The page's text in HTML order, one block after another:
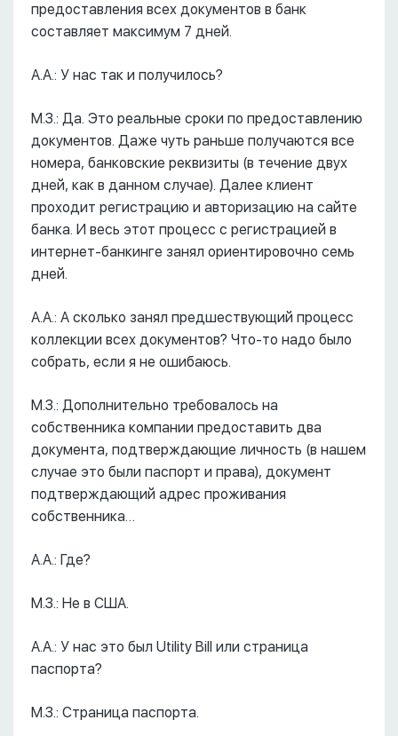
предоставления всех документов в банк
составляет максимум 7 дней.
А.А.: У нас так и получилось?
М.З.: Да. Это реальные сроки по предоставлению
документов. Даже чуть раньше получаются все
номера, банковские реквизиты (в течение двух
дней, как в данном случае). Далее клиент
проходит регистрацию и авторизацию на сайте
банка. И весь этот процесс с регистрацией в
интернет-банкинге занял ориентировочно семь
дней.
А.А.: А сколько занял предшествующий процесс
коллекции всех документов? Что-то надо было
собрать, если я не ошибаюсь.
М.З.: Дополнительно требовалось на
собственника компании предоставить два
документа, подтверждающие личность (в нашем
случае это были паспорт и права), документ
подтверждающий адрес проживания
собственника…
А.А.: Где?
М.З.: Не в США.
А.А.: У нас это был Utility Bill или страница
паспорта?
М.З.: Страница паспорта.